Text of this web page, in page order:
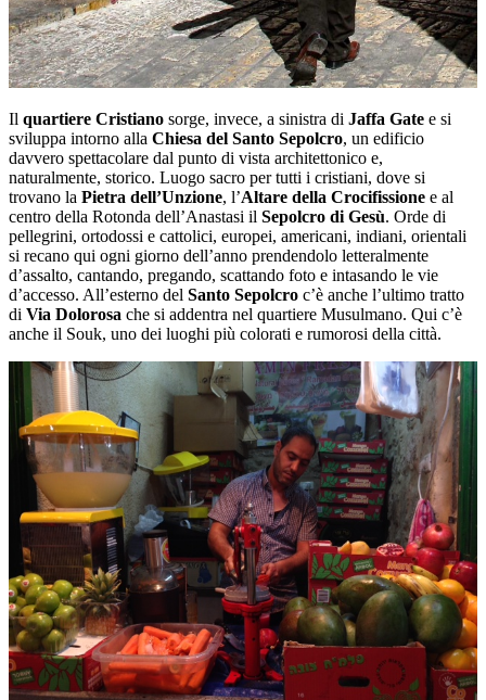
Il quartiere Cristiano sorge, invece, a sinistra di Jaffa Gate e si
sviluppa intorno alla Chiesa del Santo Sepolcro, un edificio
davvero spettacolare dal punto di vista architettonico e,
naturalmente, storico. Luogo sacro per tutti i cristiani, dove si
trovano la Pietra dell’Unzione, l’Altare della Crocifissione e al
centro della Rotonda dell’Anastasi il Sepolcro di Gesù. Orde di
pellegrini, ortodossi e cattolici, europei, americani, indiani, orientali
si recano qui ogni giorno dell’anno prendendolo letteralmente
d’assalto, cantando, pregando, scattando foto e intasando le vie
d’accesso. All’esterno del Santo Sepolcro c’è anche l’ultimo tratto
di Via Dolorosa che si addentra nel quartiere Musulmano. Qui c’è
anche il Souk, uno dei luoghi più colorati e rumorosi della città.